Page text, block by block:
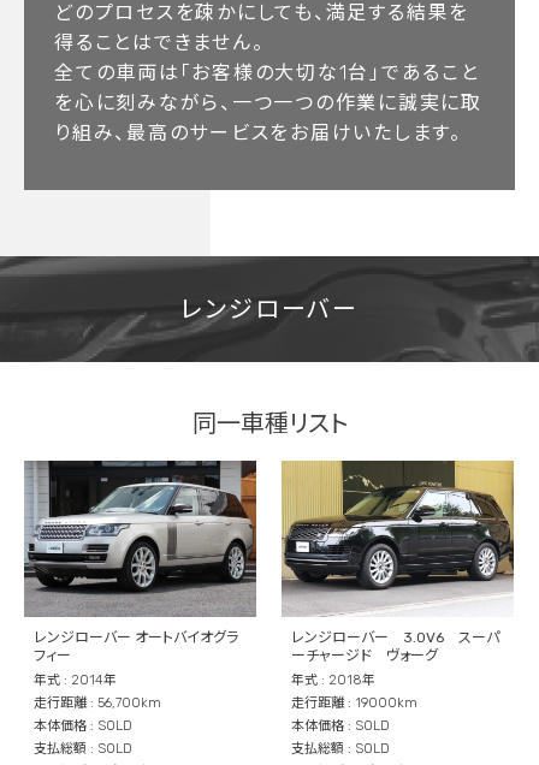
どのプロセスを疎かにしても、満足する結果を
得ることはできません。
全ての車両は「お客様の大切な1台」であること
を心に刻みながら、一つ一つの作業に誠実に取
り組み、最高のサービスをお届けいたします。
レンジローバー
同一車種リスト
レンジローバー オートバイオグラ
フィー
年式 : 2014年
走行距離 : 56,700km
本体価格 : SOLD
支払総額 : SOLD
レンジローバー 3.0V6 スーパ
ーチャージド ヴォーグ
年式 : 2018年
走行距離 : 19000km
本体価格 : SOLD
支払総額 : SOLD